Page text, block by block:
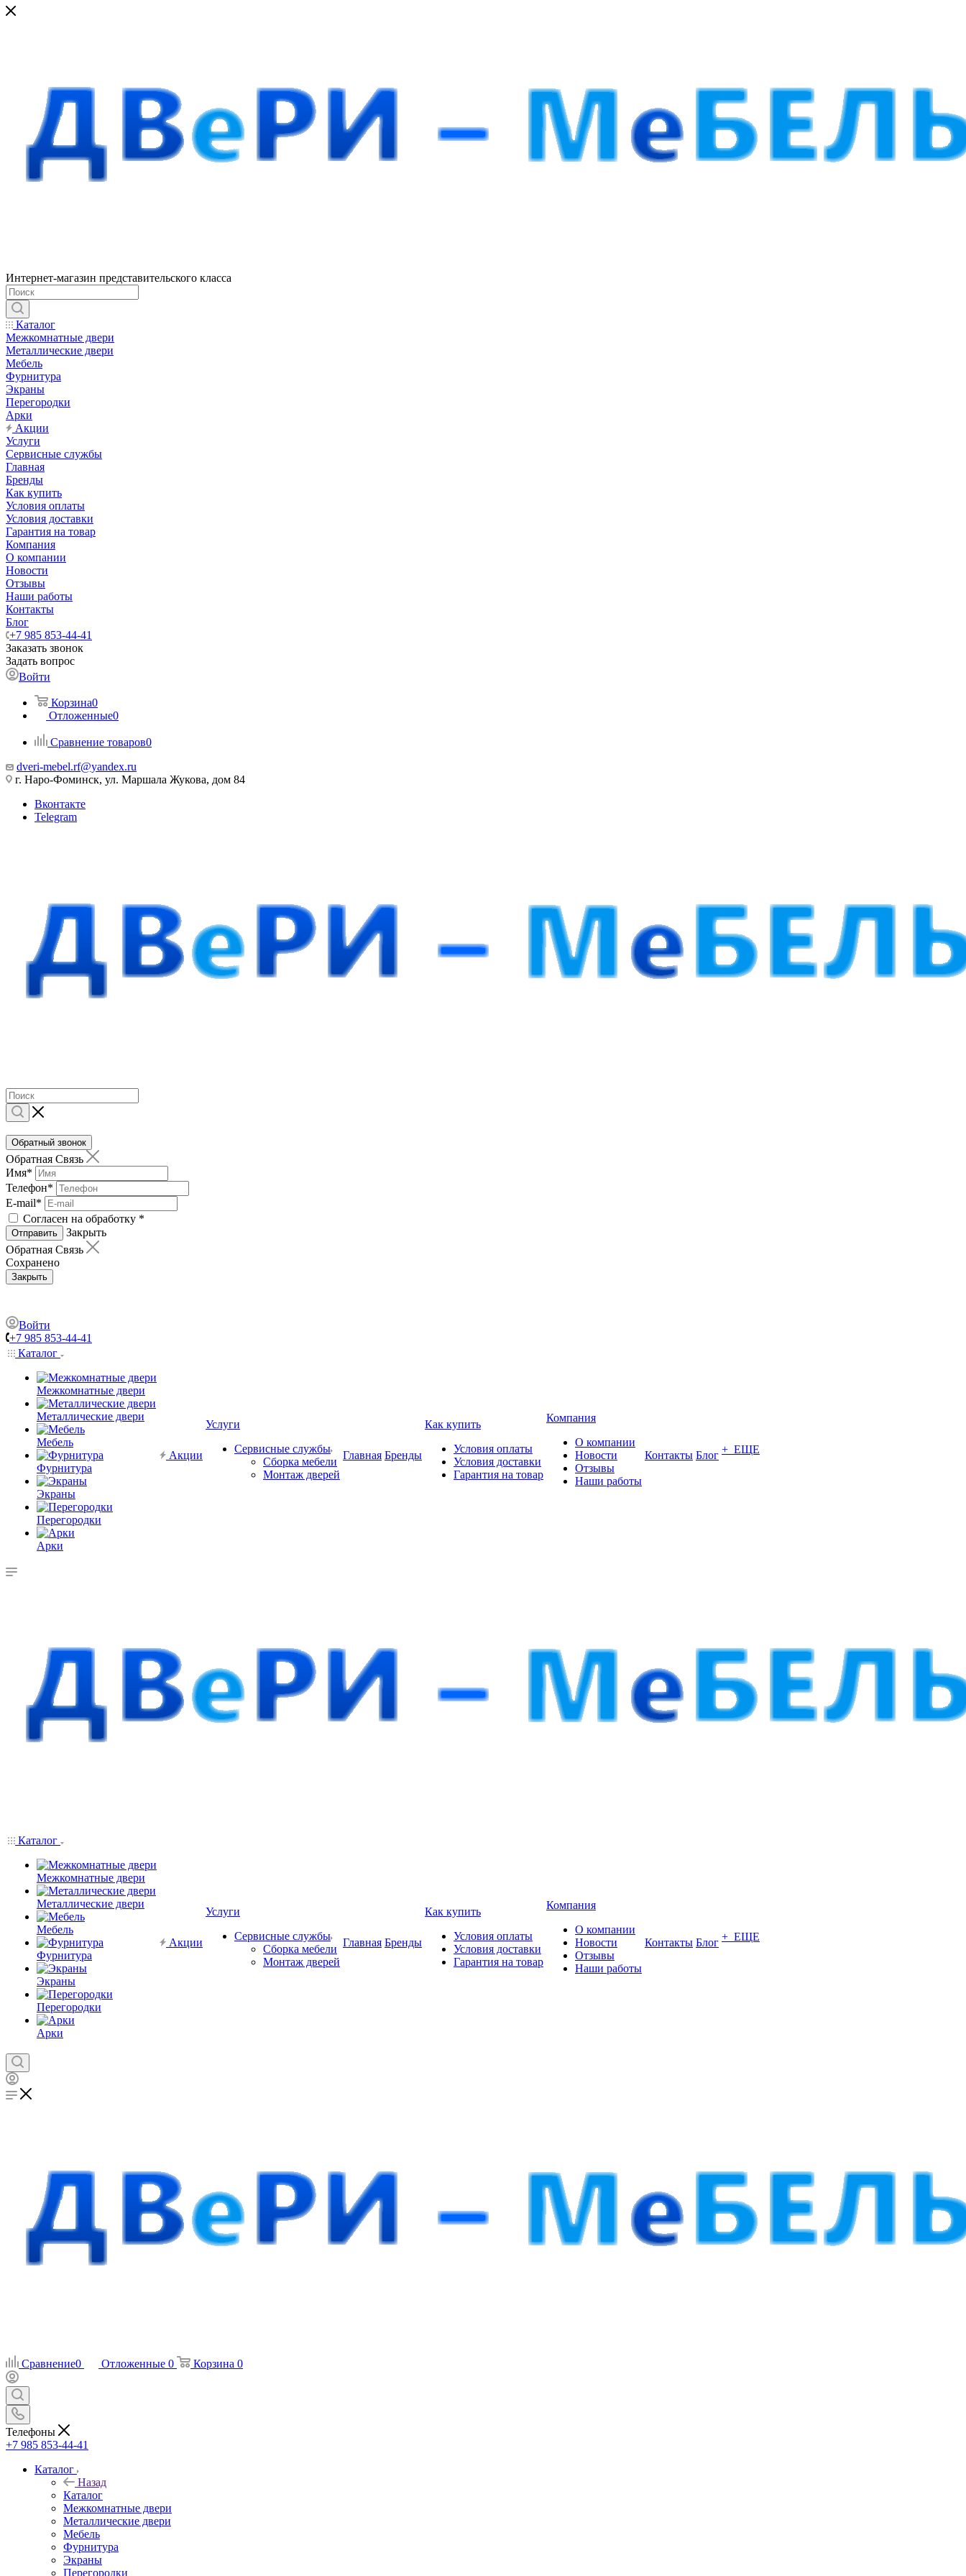
Интернет-магазин представительского класса
Каталог
Межкомнатные двери
Металлические двери
Мебель
Фурнитура
Экраны
Перегородки
Арки
Акции
Услуги
Сервисные службы
Главная
Бренды
Как купить
Условия оплаты
Условия доставки
Гарантия на товар
Компания
О компании
Новости
Отзывы
Наши работы
Контакты
Блог
+7 985 853-44-41
Заказать звонок
Задать вопрос
Войти
Корзина0
Отложенные0
Сравнение товаров0
dveri-mebel.rf@yandex.ru
г. Наро-Фоминск, ул. Маршала Жукова, дом 84
Вконтакте
Telegram
Обратный звонок
Обратная Связь
Имя*
Телефон*
E-mail*
Согласен на обработку *
Отправить
Закрыть
Обратная Связь
Сохранено
Закрыть
Войти
+7 985 853-44-41
Каталог
Межкомнатные двери
Металлические двери
Мебель
Фурнитура
Экраны
Перегородки
Арки
Акции
Услуги
Сервисные службы
Сборка мебели
Монтаж дверей
Главная Бренды
Как купить
Условия оплаты
Условия доставки
Гарантия на товар
Компания
О компании
Новости
Отзывы
Наши работы
Контакты Блог + ЕЩЕ
Каталог
Межкомнатные двери
Металлические двери
Мебель
Фурнитура
Экраны
Перегородки
Арки
Акции
Услуги
Сервисные службы
Сборка мебели
Монтаж дверей
Главная Бренды
Как купить
Условия оплаты
Условия доставки
Гарантия на товар
Компания
О компании
Новости
Отзывы
Наши работы
Контакты Блог + ЕЩЕ
Сравнение0 Отложенные 0 Корзина 0
Телефоны
+7 985 853-44-41
Каталог
Назад
Каталог
Межкомнатные двери
Металлические двери
Мебель
Фурнитура
Экраны
Перегородки